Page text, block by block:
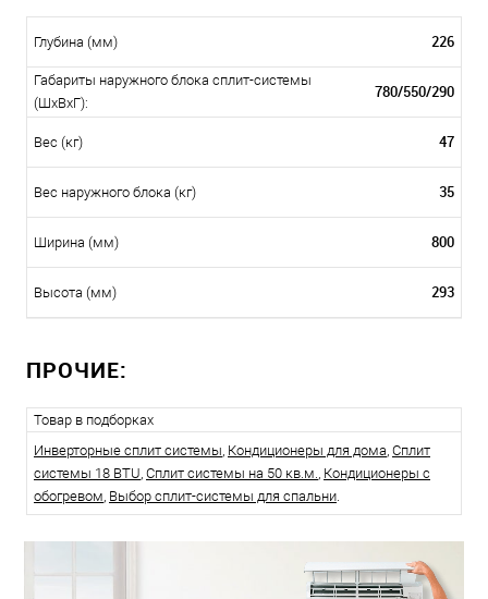
Глубина (мм) 226
Габариты наружного блока сплит-системы
(ШxВxГ):
780/550/290
Вес (кг) 47
Вес наружного блока (кг) 35
Ширина (мм) 800
Высота (мм) 293
ПРОЧИЕ:
Товар в подборках
Инверторные сплит системы, Кондиционеры для дома, Сплит
системы 18 BTU, Сплит системы на 50 кв.м., Кондиционеры с
обогревом, Выбор сплит-системы для спальни.